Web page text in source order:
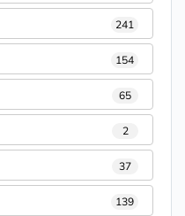
241
154
65
2
37
139